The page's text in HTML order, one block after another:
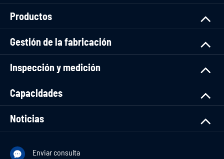
Productos
Gestión de la fabricación
Inspección y medición
Capacidades
Noticias
 Enviar consulta